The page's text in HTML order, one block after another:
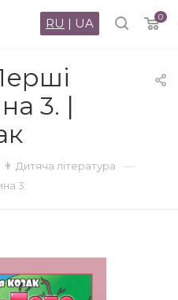
0
RU | UA
3. |
👨 Дитяча література —
3.